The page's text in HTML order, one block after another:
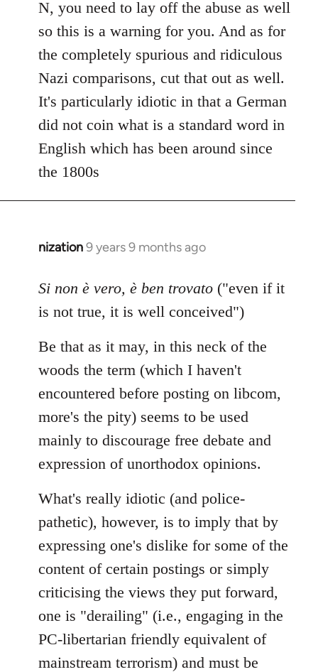
N, you need to lay off the abuse as well
so this is a warning for you. And as for
the completely spurious and ridiculous
Nazi comparisons, cut that out as well.
It's particularly idiotic in that a German
did not coin what is a standard word in
English which has been around since
the 1800s
nization9 years 9 months ago
In
to
Welcome
libcom.org
Si non è vero, è ben trovato ("even if it
is not true, it is well conceived")
Be that as it may, in this neck of the
woods the term (which I haven't
encountered before posting on libcom,
more's the pity) seems to be used
mainly to discourage free debate and
expression of unorthodox opinions.
What's really idiotic (and police-
pathetic), however, is to imply that by
expressing one's dislike for some of the
content of certain postings or simply
criticising the views they put forward,
one is "derailing" (i.e., engaging in the
PC-libertarian friendly equivalent of
mainstream terrorism) and must be